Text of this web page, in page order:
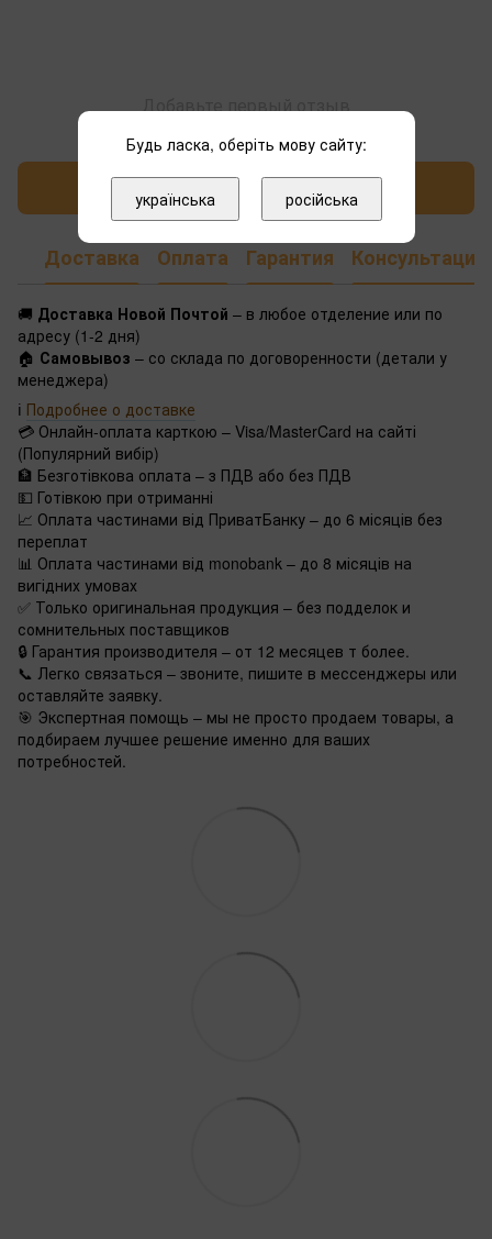
Написать отзыв
Доставка Оплата Гарантия Консультация
🚚 Доставка Новой Почтой – в любое отделение или по
адресу (1-2 дня)
🏠 Самовывоз – со склада по договоренности (детали у
менеджера)
ℹ️ Подробнее о доставке
💳 Онлайн-оплата карткою – Visa/MasterCard на сайті
(Популярний вибір)
🏦 Безготівкова оплата – з ПДВ або без ПДВ
💵 Готівкою при отриманні
📈 Оплата частинами від ПриватБанку – до 6 місяців без
переплат
📊 Оплата частинами від monobank – до 8 місяців на
вигідних умовах
✅ Только оригинальная продукция – без подделок и
сомнительных поставщиков
🔒 Гарантия производителя – от 12 месяцев т более.
📞 Легко связаться – звоните, пишите в мессенджеры или
оставляйте заявку.
🎯 Экспертная помощь – мы не просто продаем товары, а
подбираем лучшее решение именно для ваших
потребностей.
Будь ласка, оберіть мову сайту:
українська російська